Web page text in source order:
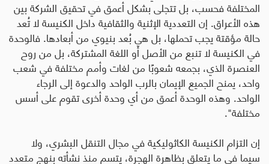
المختلفة فحسب، بل تتجلى بشكل أعمق في تحقيق الشركة بين
هذه الأعراق. إن التعددية الإثنية والثقافية داخل الكنيسة لا تُعد
حالة مؤقتة يجب تحملها، بل هي بُعد بنيوي من أبعادها. فالوحدة
في الكنيسة لا تنبع من الأصل أو اللغة المشتركة، بل من روح
العنصرة الذي، بجمعه شعوبًا من لغات وأمم مختلفة في شعب
واحد، يمنح الجميع الإيمان بالرب الواحد والدعوة إلى الرجاء
الواحد. وهذه الوحدة أعمق من أي وحدة أخرى تقوم على أسس
مختلفة".
إن التزام الكنيسة الكاثوليكية في مجال التنقل البشري، ولا
سيما في ما يتعلق بظاهرة الهجرة، يتسم منذ نشأته بنهج متعدد